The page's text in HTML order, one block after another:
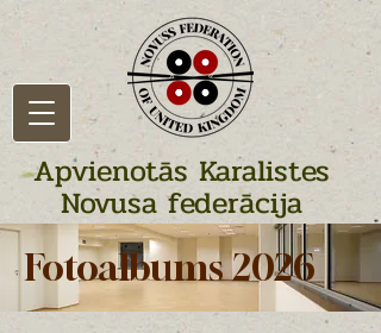
Apvienotās Karalistes
Novusa federācija
Fotoalbums 2026